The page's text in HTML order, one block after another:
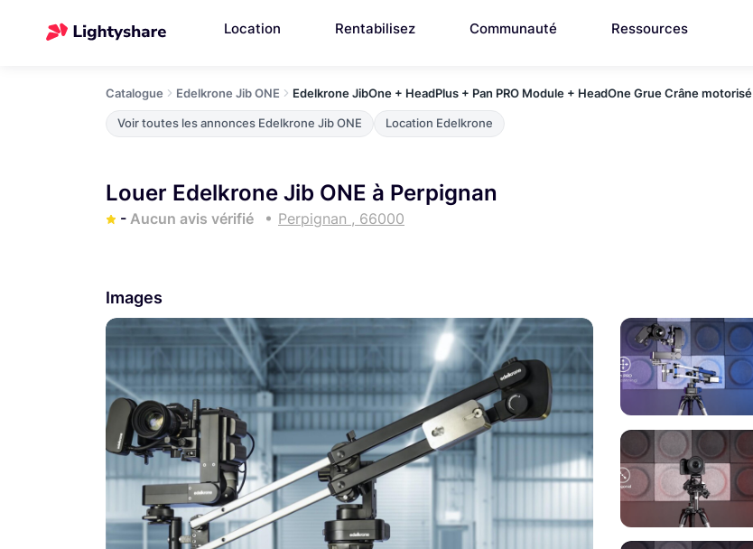
Location Rentabilisez Communauté Ressources
Catalogue Edelkrone Jib ONE Edelkrone JibOne + HeadPlus + Pan PRO Module + HeadOne Grue Crâne motorisé
Voir toutes les annonces Edelkrone Jib ONE Location Edelkrone
Louer Edelkrone Jib ONE à Perpignan
- Aucun avis vérifié Perpignan , 66000
Images